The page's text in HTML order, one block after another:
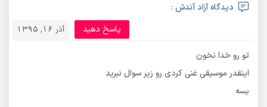
دیدگاه آزاد آندش :
آذر 16, 1395 پاسخ دهید
تو رو خدا نخون
اینقدر موسیقی غنی کردی رو زیر سوال نبرید
بسه